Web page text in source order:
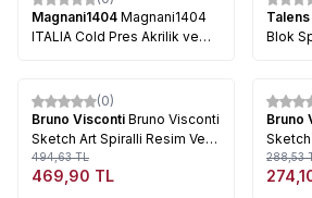
Magnani1404 Magnani1404
ITALIA Cold Pres Akrilik ve
Talens
Blok
%5
(0)
Bruno Visconti Bruno Visconti
Sketch Art Spiralli Resim Ve
Çizim Defteri 170g
18,5x25cm 80 Yaprak
494,63TL
469,90 TL
%5
Bruno
Sketch
Çizim
288,53